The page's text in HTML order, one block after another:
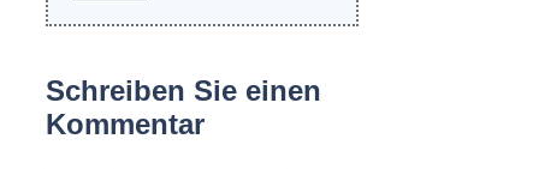
Schreiben Sie einen
Kommentar